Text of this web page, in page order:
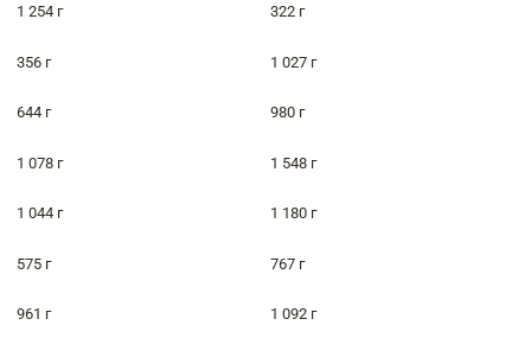
1 254 г 322 г
356 г 1 027 г
644 г 980 г
1 078 г 1 548 г
1 044 г 1 180 г
575 г 767 г
961 г 1 092 г